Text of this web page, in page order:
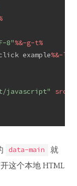
8"%&-g-t%
example%&-l-
javascript" src
data-main
就
这个本地 HTML